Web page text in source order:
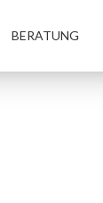
BERATUNG